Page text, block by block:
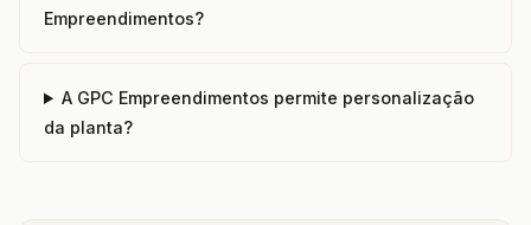
Empreendimentos?
A GPC Empreendimentos permite personalização
da planta?